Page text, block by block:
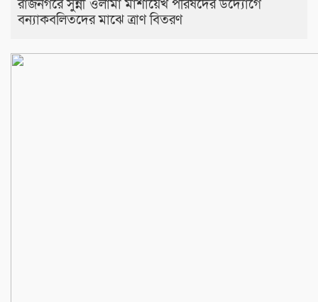
রাজনগরে সুন্নী ওলামা মাশায়েখ পরিষদের উদ্যোগে
বন্যাকবলিতদের মাঝে ত্রাণ বিতরণ